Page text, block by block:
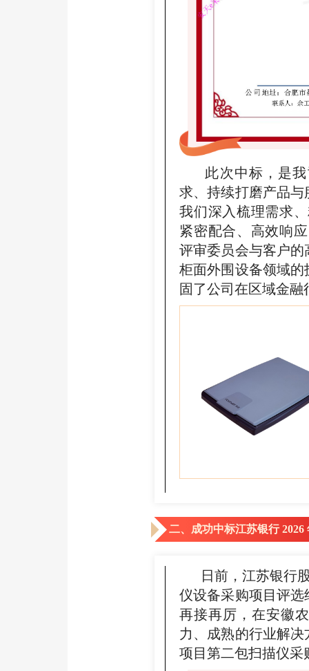
此次中标，是我
求、持续打磨产品
我们深入梳理需求
紧密配合、高效响
评审委员会与客户
柜面外围设备领域
固了公司在区域金
二、成功中标江苏银行
日前，江苏银行股
仪设备采购项目评
再接再厉，在安徽
力、成熟的行业解
项目第二包扫描仪采